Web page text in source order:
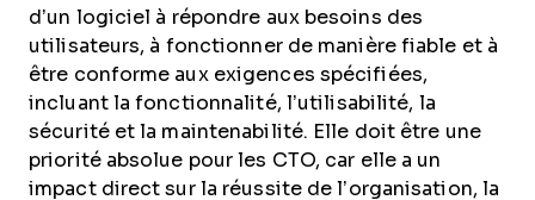
d’un logiciel à répondre aux besoins des
utilisateurs, à fonctionner de manière fiable et à
être conforme aux exigences spécifiées,
incluant la fonctionnalité, l’utilisabilité, la
sécurité et la maintenabilité. Elle doit être une
priorité absolue pour les CTO, car elle a un
impact direct sur la réussite de l’organisation, la